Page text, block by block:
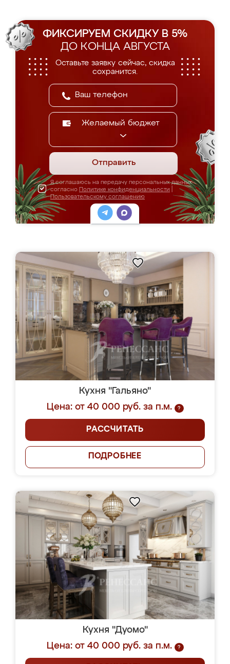
ФИКСИРУЕМ СКИДКУ В 5%
ДО КОНЦА АВГУСТА
Оставьте заявку сейчас, скидка
сохранится.
Желаемый бюджет
Отправить
Я соглашаюсь на передачу персональных данных
согласно Политике конфиденциальности
Пользовательскому соглашению
Кухня "Гальяно"
Цена: от 40 000 руб. за п.м.
?
РАССЧИТАТЬ
ПОДРОБНЕЕ
Кухня "Дуомо"
Цена: от 40 000 руб. за п.м.
?